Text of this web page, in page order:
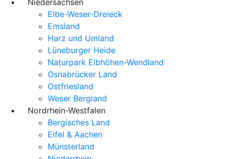
Elbe-Weser-Dreieck
Emsland
Harz und Umland
Lüneburger Heide
Naturpark Elbhöhen-Wendland
Osnabrücker Land
Ostfriesland
Weser Bergland
Nordrhein-Westfalen
Bergisches Land
Eifel & Aachen
Münsterland